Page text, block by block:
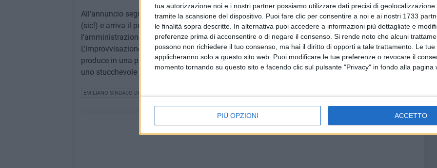
tua autorizzazione noi e i nostri partner possiamo utilizzare dati precisi di
tramite la scansione del dispositivo. Puoi fare clic per consentire a noi e ai nostri 1733
le finalità sopra descritte. In alternativa puoi accedere a informazioni più dettagliate e
preferenze prima di acconsentire o di negare il consenso. Si rende noto che alcuni
possono non richiedere il tuo consenso, ma hai il diritto di opporti a tale trattamento. Le
applicheranno solo a questo sito web. Puoi modificare le tue preferenze o revocare il
momento tornando su questo sito e facendo clic sul pulsante "Privacy" in fondo alla pagina
PIÙ OPZIONI ACCETTO
All'annuncio seguono le prevedibili proteste anche all'interno della maggioranza di centrodestra
(sic!) e arriva il prevedibile contrordine: tanto rumore per nulla e un'altra battaglia persa per
l'amministrazione, stavolta non tenendo in alcun conto della pietas popolare per i defunti.
L'improvvisazione come metodo di governo genera problemi inesistenti, fa finta di risolverli, si
produce in una prevedibilissima marcia indietro e si rintana nella posizione di partenza, come in
uno stucchevole e dannosissimo (per i cittadini) gioco dell'oca».
EMILIANO SINDACO DI PUGLIA